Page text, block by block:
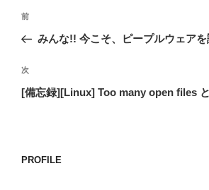
投
ナ
ビ
ゲ
ン
前
の
稿
前
みんな!! 今こそ、ピープルウェア
次
の
次
[備忘録][Linux] Too many open files
PROFILE